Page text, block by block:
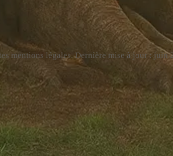
mentions légales. Dernière mise à jour : juin